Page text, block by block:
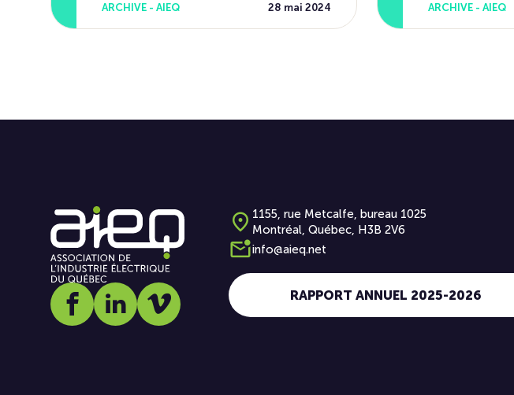
ARCHIVE - AIEQ 28 mai 2024 ARCHIVE - AIEQ
Social media link icon-facebook
Social media link icon-linkedin
Social media link icon-vimeo
1155, rue Metcalfe, bureau 1025
Montréal, Québec, H3B 2V6
info@aieq.net
RAPPORT ANNUEL 2025-2026